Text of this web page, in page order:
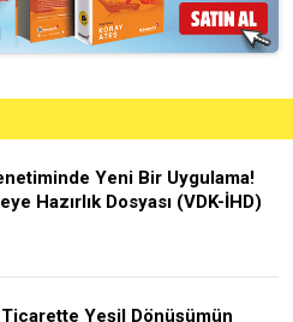
Yeni Bir Uygulama!
Hazırlık Dosyası (VDK-İHD)
Yeşil Dönüşümün